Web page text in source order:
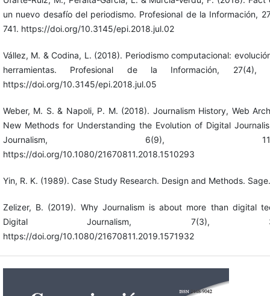
un nuevo desafío del periodismo. Profesional de la Información,
741. https://doi.org/10.3145/epi.2018.jul.02
Vállez, M. & Codina, L. (2018). Periodismo computacional:
herramientas. Profesional de la Información, 27(4),
https://doi.org/10.3145/epi.2018.jul.05
Weber, M. S. & Napoli, P. M. (2018). Journalism History, Web
New Methods for Understanding the Evolution of Digital
Journalism, 6(9), 1186-
https://doi.org/10.1080/21670811.2018.1510293
Yin, R. K. (1989). Case Study Research. Design and Methods. Sage.
Zelizer, B. (2019). Why Journalism is about more than digital
Digital Journalism, 7(3), 343-
https://doi.org/10.1080/21670811.2019.1571932